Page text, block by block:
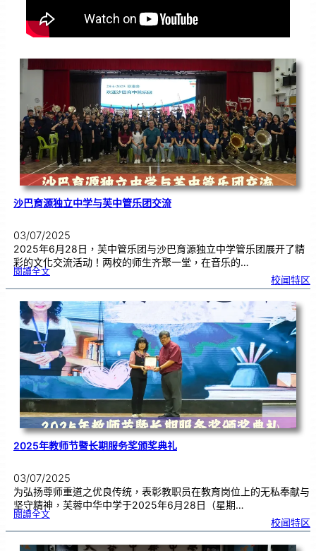
沙巴育源独立中学与芙中管乐团交流
03/07/2025
2025年6月28日，芙中管乐团与沙巴育源独立中学管乐团展开了精
彩的文化交流活动！两校的师生齐聚一堂，在音乐的…
閱讀全文:沙
源
立
中
学
与
芙
中
管
流
校闻特区
2025年教师节暨长期服务奖颁奖典礼
03/07/2025
为弘扬尊师重道之优良传统，表彰教职员在教育岗位上的无私奉献与
坚守精神，芙蓉中华中学于2025年6月28日（星期…
閱讀全文:2
2
5
教
师
校闻特区